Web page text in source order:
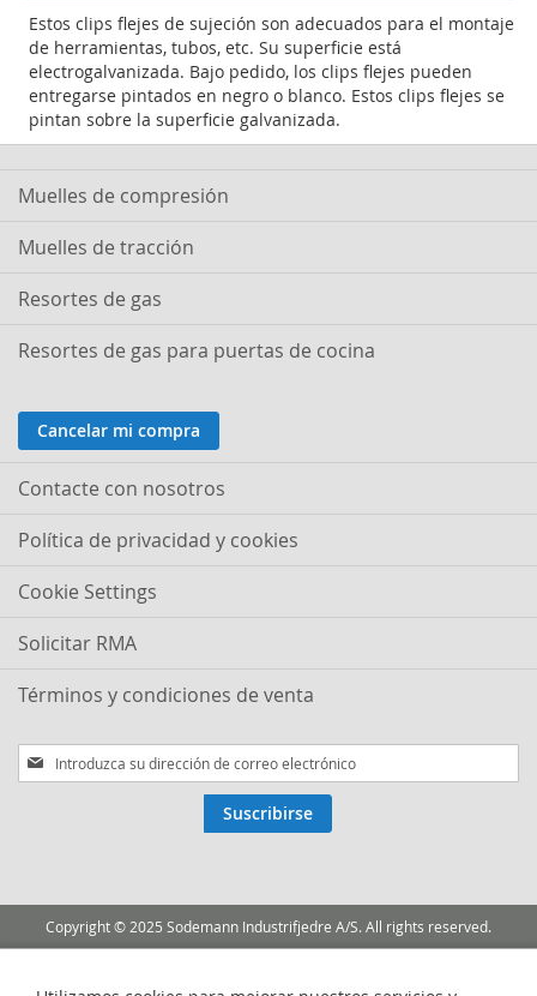
Estos clips flejes de sujeción son adecuados para el montaje
de herramientas, tubos, etc. Su superficie está
electrogalvanizada. Bajo pedido, los clips flejes pueden
entregarse pintados en negro o blanco. Estos clips flejes se
pintan sobre la superficie galvanizada.
Muelles de compresión
Muelles de tracción
Resortes de gas
Resortes de gas para puertas de cocina
Cancelar mi compra
Contacte con nosotros
Política de privacidad y cookies
Cookie Settings
Solicitar RMA
Términos y condiciones de venta
Inscríbase
a
Suscribirse
Copyright © 2025 Sodemann Industrifjedre A/S. All rights reserved.